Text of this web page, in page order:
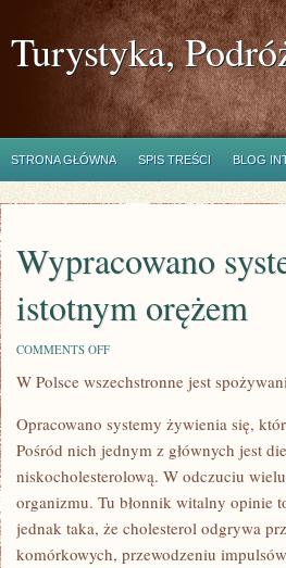
Turystyka,
STRONA GŁÓWNA SPIS TREŚCI BLOG
Wypracowano
istotnym orężem
COMMENTS OFFON
SYSTEMY
JAKIE
SĄ
ISTOTNYM
ORĘŻEM
W Polsce wszechstronne jest
Opracowano systemy żywienia się,
Pośród nich jednym z głównych jest
niskocholesterolową. W odczuciu
organizmu. Tu błonnik witalny opinie
jednak taka, że cholesterol odgrywa
komórkowych, przewodzeniu